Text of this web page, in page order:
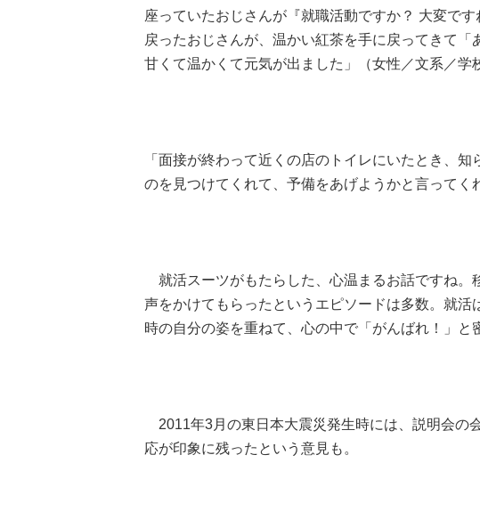
座っていたおじさんが『就職活動ですか？ 大変で
戻ったおじさんが、温かい紅茶を手に戻ってきて「
甘くて温かくて元気が出ました」（女性／文系／学
「面接が終わって近くの店のトイレにいたとき、
のを見つけてくれて、予備をあげようかと言ってく
就活スーツがもたらした、心温まるお話ですね。
声をかけてもらったというエピソードは多数。就
時の自分の姿を重ねて、心の中で「がんばれ！」と
2011年3月の東日本大震災発生時には、説明会の
応が印象に残ったという意見も。